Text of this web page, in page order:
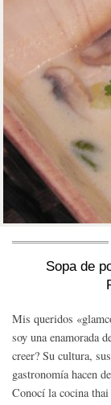
Sopa de
Mis queridos
soy una enamorada
creer? Su cultura,
gastronomía hacen
Conocí la cocina